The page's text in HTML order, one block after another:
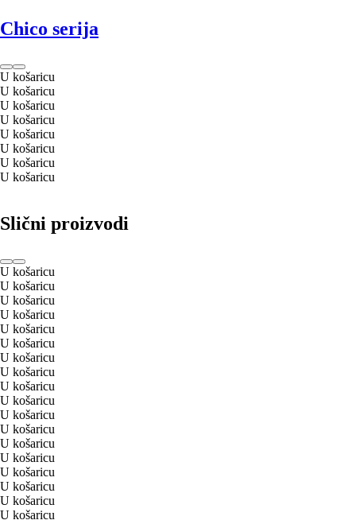
Chico serija
U košaricu
U košaricu
U košaricu
U košaricu
U košaricu
U košaricu
U košaricu
U košaricu
Slični proizvodi
U košaricu
U košaricu
U košaricu
U košaricu
U košaricu
U košaricu
U košaricu
U košaricu
U košaricu
U košaricu
U košaricu
U košaricu
U košaricu
U košaricu
U košaricu
U košaricu
U košaricu
U košaricu